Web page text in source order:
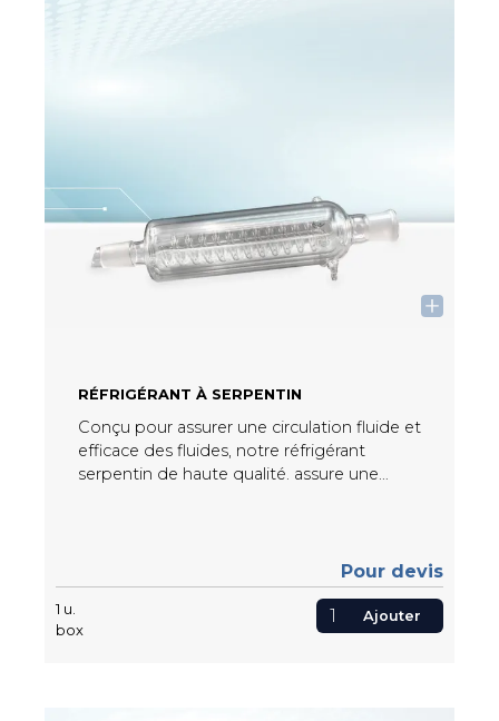
RÉFRIGÉRANT À SERPENTIN
Conçu pour assurer une circulation fluide et
efficace des fluides, notre réfrigérant
serpentin de haute qualité. assure une
1 u.
box
Pour devis
Ajouter